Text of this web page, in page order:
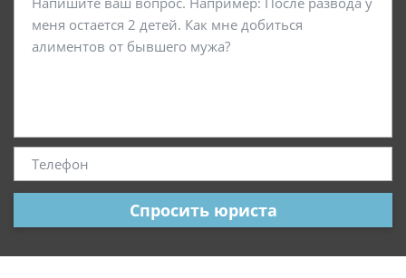
Спросить юриста